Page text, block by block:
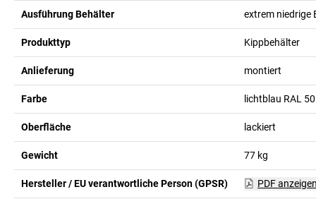
Ausführung Behälter extrem niedrige
Produkttyp Kippbehälter
Anlieferung montiert
Farbe lichtblau RAL
Oberfläche lackiert
Gewicht 77 kg
Hersteller / EU verantwortliche Person (GPSR) PDF anzeigen